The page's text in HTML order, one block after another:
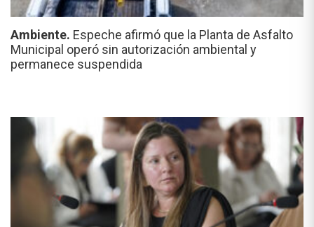
Ambiente. Espeche afirmó que la Planta de Asfalto
Municipal operó sin autorización ambiental y
permanece suspendida